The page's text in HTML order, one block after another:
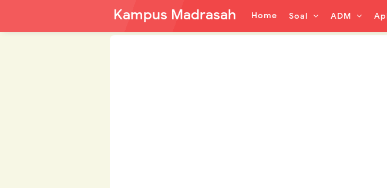
Kampus Madrasah Home Soal ADM